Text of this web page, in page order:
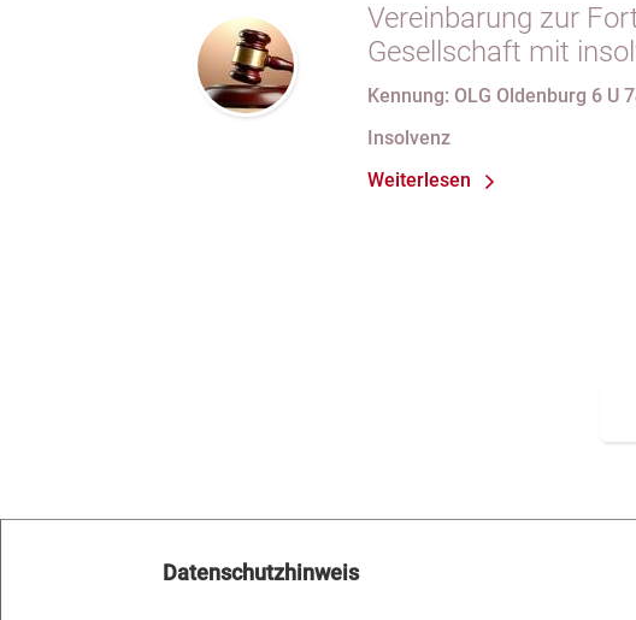
Vereinbarung zur
Gesellschaft mit
Gesellschafter in
Kennung: OLG Oldenburg 6 U
Insolvenz
Weiterlesen
Datenschutzhinweis